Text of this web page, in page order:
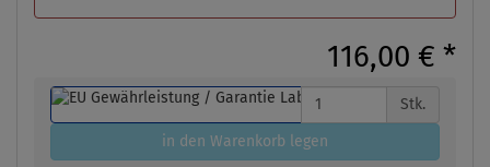
116,00 € *
Stk.
in den Warenkorb legen